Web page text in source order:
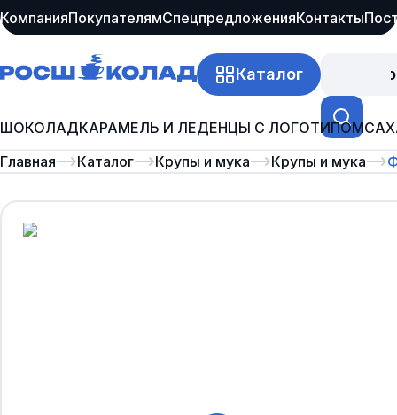
КомпанияПокупателямСпецпредложенияКонтакты
Каталог
ШОКОЛАДКАРАМЕЛЬ И ЛЕДЕНЦЫ С ЛОГОТИПОМ
Главная
Каталог Крупы и мука Крупы и мука